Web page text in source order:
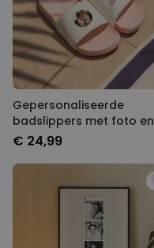
Gepersonaliseerde
badslippers met foto en
tekst
€ 24,99